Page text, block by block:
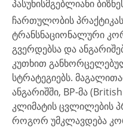
პასუხისმგებლიანი
ჩართულობის
ტრანსნაციონალური
გვერდებსა და
კუთხით
სტრატეგიებს.
ანგარიშში, BP-მა
კლიმატის ცვლილების
როგორ უმკლავდება